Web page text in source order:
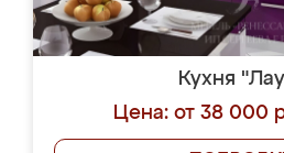
Кухня
Цена: от 38 000